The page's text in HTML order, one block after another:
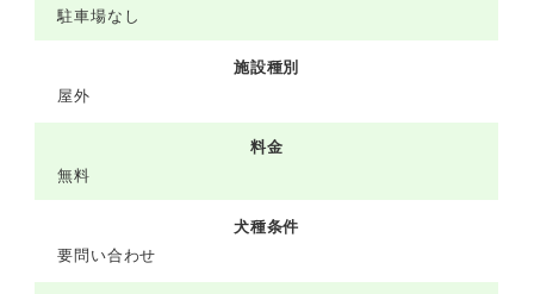
駐車場なし
施設種別
屋外
料金
無料
犬種条件
要問い合わせ